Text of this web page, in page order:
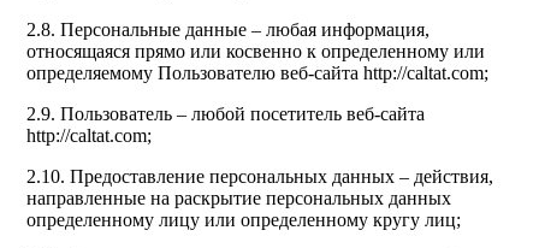
2.8. Персональные данные – любая информация,
относящаяся прямо или косвенно к определенному или
определяемому Пользователю веб-сайта http://caltat.com;
2.9. Пользователь – любой посетитель веб-сайта
http://caltat.com;
2.10. Предоставление персональных данных – действия,
направленные на раскрытие персональных данных
определенному лицу или определенному кругу лиц;